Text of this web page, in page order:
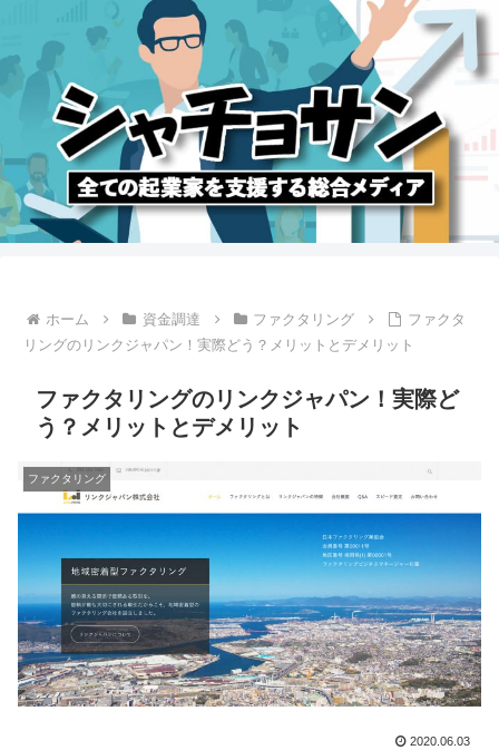
ホーム 資金調達 ファクタリング
ファクタ
リングのリンクジャパン！実際どう？メリットとデメリット
ファクタリングのリンクジャパン！実際ど
う？メリットとデメリット
ファクタリング
2020.06.03